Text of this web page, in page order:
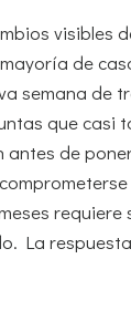
visibles
de
semana de
que casi
antes de
requiere
La